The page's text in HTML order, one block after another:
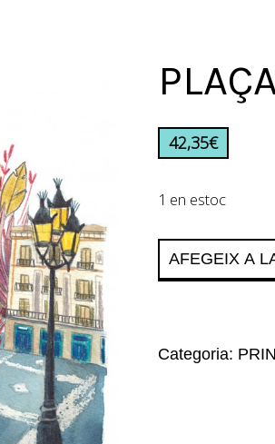
42,35€
1 en estoc
quantitat
de
Jaume
AFEGEIX A
Categoria: